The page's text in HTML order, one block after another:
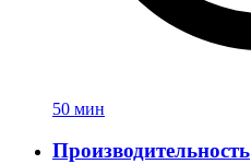
50 мин
Производительность